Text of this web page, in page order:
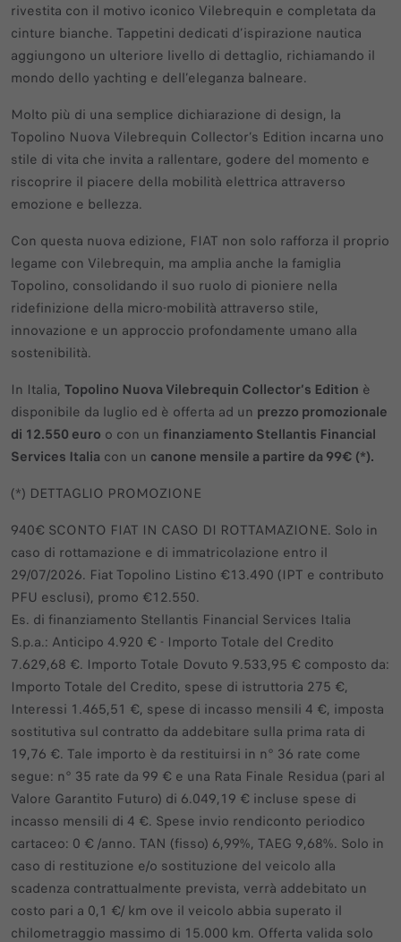
rivestita con il motivo iconico Vilebrequin e completata da
cinture bianche. Tappetini dedicati d’ispirazione nautica
aggiungono un ulteriore livello di dettaglio, richiamando il
mondo dello yachting e dell’eleganza balneare.
Molto più di una semplice dichiarazione di design, la
Topolino Nuova Vilebrequin Collector’s Edition incarna uno
stile di vita che invita a rallentare, godere del momento e
riscoprire il piacere della mobilità elettrica attraverso
emozione e bellezza.
Con questa nuova edizione, FIAT non solo rafforza il proprio
legame con Vilebrequin, ma amplia anche la famiglia
Topolino, consolidando il suo ruolo di pioniere nella
ridefinizione della micro-mobilità attraverso stile,
innovazione e un approccio profondamente umano alla
sostenibilità.
In Italia, Topolino Nuova Vilebrequin Collector’s Edition è
disponibile da luglio ed è offerta ad un prezzo promozionale
di 12.550 euro o con un finanziamento Stellantis Financial
Services Italia con un canone mensile a partire da 99€ (*).
(*) DETTAGLIO PROMOZIONE
940€ SCONTO FIAT IN CASO DI ROTTAMAZIONE. Solo in
caso di rottamazione e di immatricolazione entro il
29/07/2026. Fiat Topolino Listino €13.490 (IPT e contributo
PFU esclusi), promo €12.550.
Es. di finanziamento Stellantis Financial Services Italia
S.p.a.: Anticipo 4.920 € - Importo Totale del Credito
7.629,68 €. Importo Totale Dovuto 9.533,95 € composto da:
Importo Totale del Credito, spese di istruttoria 275 €,
Interessi 1.465,51 €, spese di incasso mensili 4 €, imposta
sostitutiva sul contratto da addebitare sulla prima rata di
19,76 €. Tale importo è da restituirsi in n° 36 rate come
segue: n° 35 rate da 99 € e una Rata Finale Residua (pari al
Valore Garantito Futuro) di 6.049,19 € incluse spese di
incasso mensili di 4 €. Spese invio rendiconto periodico
cartaceo: 0 € /anno. TAN (fisso) 6,99%, TAEG 9,68%. Solo in
caso di restituzione e/o sostituzione del veicolo alla
scadenza contrattualmente prevista, verrà addebitato un
costo pari a 0,1 €/ km ove il veicolo abbia superato il
chilometraggio massimo di 15.000 km. Offerta valida solo